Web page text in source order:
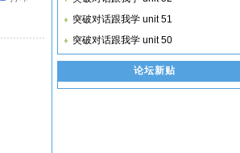
突破对话跟我学 unit 51
突破对话跟我学 unit 50
论坛新贴